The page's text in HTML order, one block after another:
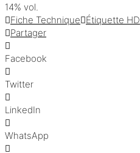
14% vol.
Fiche Technique Étiquette HD
Partager
Facebook
Twitter
LinkedIn
WhatsApp